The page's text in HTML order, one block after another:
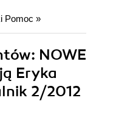
Pomoc »
NOWE
Eryka
2/2012